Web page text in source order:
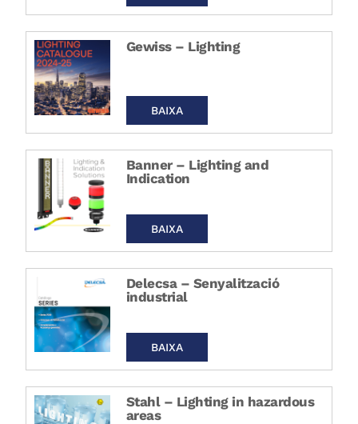
Gewiss – Lighting
BAIXA
Banner – Lighting and
Indication
BAIXA
Delecsa – Senyalització
industrial
BAIXA
Stahl – Lighting in hazardous
areas